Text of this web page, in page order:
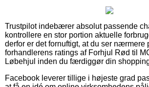
Trustpilot indebærer absolut passende
kontrollere en stor portion aktuelle
derfor er det fornuftigt, at du ser nærmere
forhandlerens ratings af Forhjul Rød til
Løbehjul inden du færdiggør din
Facebook leverer tillige i højeste grad